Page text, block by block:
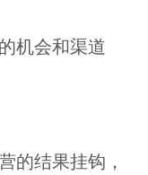
机会和渠道
的结果挂钩，